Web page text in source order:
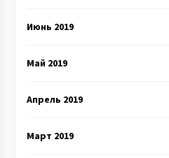
Июнь 2019
Май 2019
Апрель 2019
Март 2019